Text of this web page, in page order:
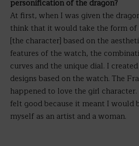
personification of the dragon?
At first, when I was given the
think that it would take the form of
[the character] based on the
features of the watch, the
curves and the unique dial. I
designs based on the watch. The
happened to love the girl
felt good because it meant I would
myself as an artist and a woman.